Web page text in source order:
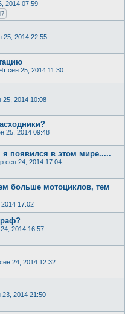
2014 07:59
25, 2014 22:55
сен 25, 2014 11:30
25, 2014 10:08
25, 2014 09:48
появился в этом мире.....
сен 24, 2014 17:04
больше мотоциклов, тем
17:02
2014 16:57
24, 2014 12:32
23, 2014 21:50